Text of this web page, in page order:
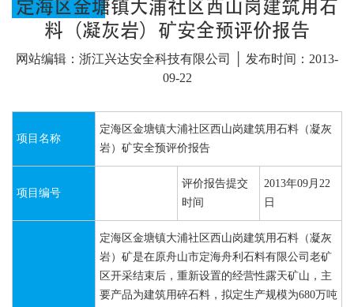
定海区金塘镇大浦社区西山岗建筑用石
料（凝灰岩）矿安全预评价报告
网站编辑：浙江兴达安全科技有限公司 │ 发布时间：2013-
09-22
项目名称
定海区金塘镇大浦社区西山岗建筑用石料（凝灰
岩）矿安全预评价报告
项目编号
评价报告提交
时间
2013年09月22
日
定海区金塘镇大浦社区西山岗建筑用石料（凝灰
岩）矿是在原舟山市定海舟利石料有限公司老矿
区开采结束后，重新设置的经营性露天矿山，主
要产品为建筑用碎石料，拟定生产规模为680万吨